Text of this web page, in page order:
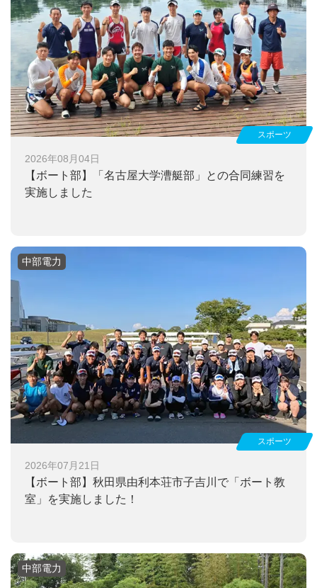
2026年08月04日
【ボート部】
「名古屋大学漕艇部」との合同練習を
実施しました
スポーツ
2026年07月21日
【ボート部】 秋田県由利本荘市子吉川で「ボート教
室」を実施しました！
スポーツ
中部電力
中部電力